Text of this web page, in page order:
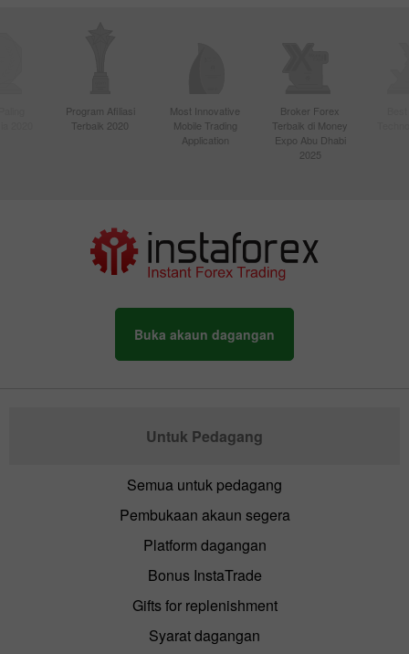
Program Afiliasi
Terbaik 2020
Most Innovative
Mobile Trading
Application
Broker Forex
Terbaik di Money
Expo Abu Dhabi
2025
Buka akaun dagangan
Untuk Pedagang
Semua untuk pedagang
Pembukaan akaun segera
Platform dagangan
Bonus InstaTrade
Gifts for replenishment
Syarat dagangan